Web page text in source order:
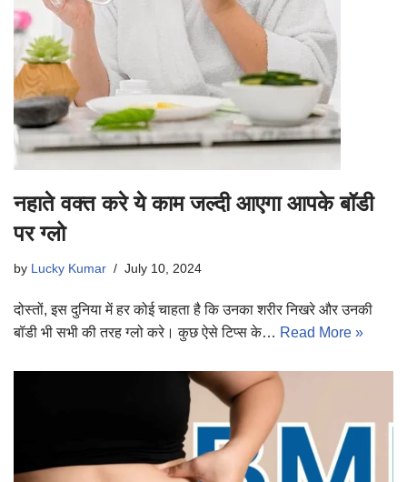
नहाते वक्त करे ये काम जल्दी आएगा आपके बॉडी
पर ग्लो
by Lucky Kumar July 10, 2024
दोस्तों, इस दुनिया में हर कोई चाहता है कि उनका शरीर निखरे और उनकी
बॉडी भी सभी की तरह ग्लो करे। कुछ ऐसे टिप्स के… Read More »